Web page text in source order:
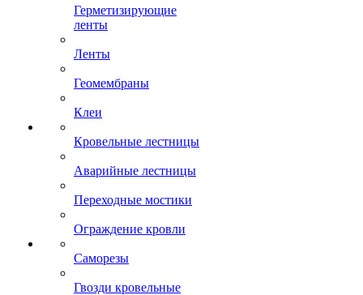
Герметизирующие
ленты
Ленты
Геомембраны
Клеи
Кровельные лестницы
Аварийные лестницы
Переходные мостики
Ограждение кровли
Саморезы
Гвозди кровельные